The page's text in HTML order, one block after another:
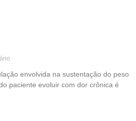
envolvida na sustentação do peso
paciente evoluir com dor crônica é